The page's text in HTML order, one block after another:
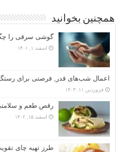
همچنین بخوانید
گوشی سرقی را
اسفند ۱, ۱۴۰۱
اعمال شب‌های قدر, فرصتی برای
فروردین ۱۱, ۱۴۰۳
رقص طعم و
اسفند ۱۵, ۱۴۰۲
طرز تهیه چای